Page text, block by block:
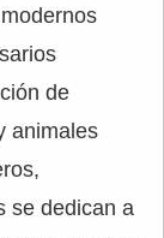
de
animales
se dedican a